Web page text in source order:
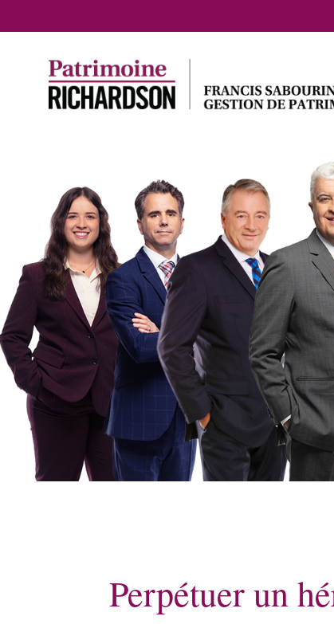
Approche VPG
Vision, Planification et
Gestion
Cabinet intégré
Gestion discrétionnaire
Investissement ESG
Contactez-nous
Perpétuer un